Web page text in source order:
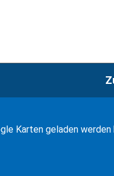
Karten geladen werden